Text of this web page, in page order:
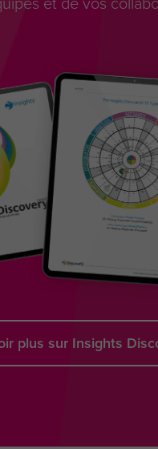
plus sur Insights